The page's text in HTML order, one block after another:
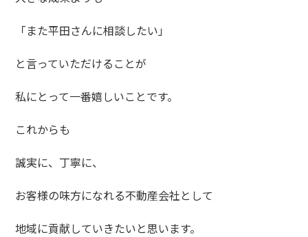
「また平田さんに相談したい」
と言っていただけることが
私にとって一番嬉しいことです。
これからも
誠実に、丁寧に、
お客様の味方になれる不動産会社として
地域に貢献していきたいと思います。